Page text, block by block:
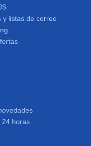
y listas de correo
24 horas